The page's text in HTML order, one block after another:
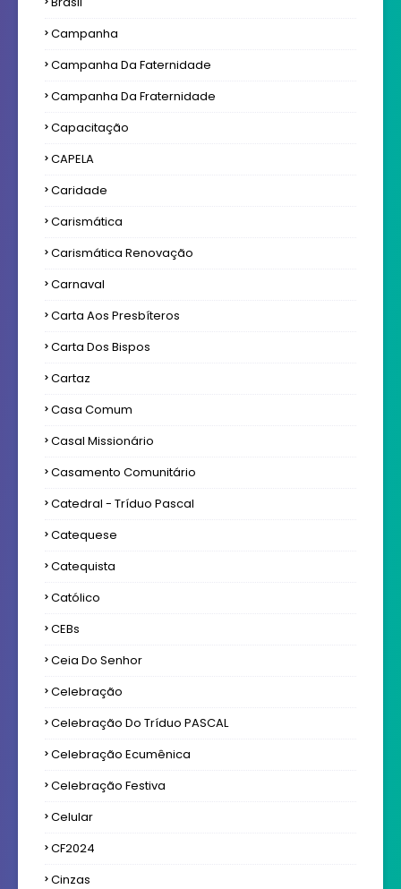
Campanha
Campanha Da Faternidade
Campanha Da Fraternidade
Capacitação
CAPELA
Caridade
Carismática
Carismática Renovação
Carnaval
Carta Aos Presbíteros
Carta Dos Bispos
Cartaz
Casa Comum
Casal Missionário
Casamento Comunitário
Catedral - Tríduo Pascal
Catequese
Catequista
Católico
CEBs
Ceia Do Senhor
Celebração
Celebração Do Tríduo PASCAL
Celebração Ecumênica
Celebração Festiva
Celular
CF2024
Cinzas